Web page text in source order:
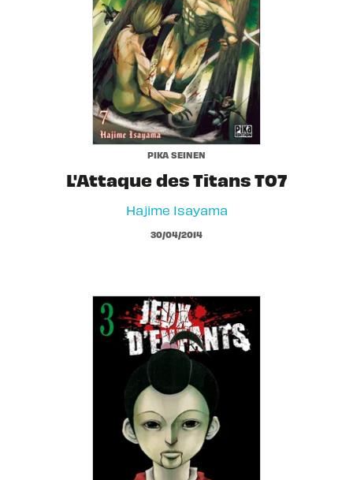
PIKA SEINEN
L'Attaque des Titans T07
Hajime Isayama
30/04/2014